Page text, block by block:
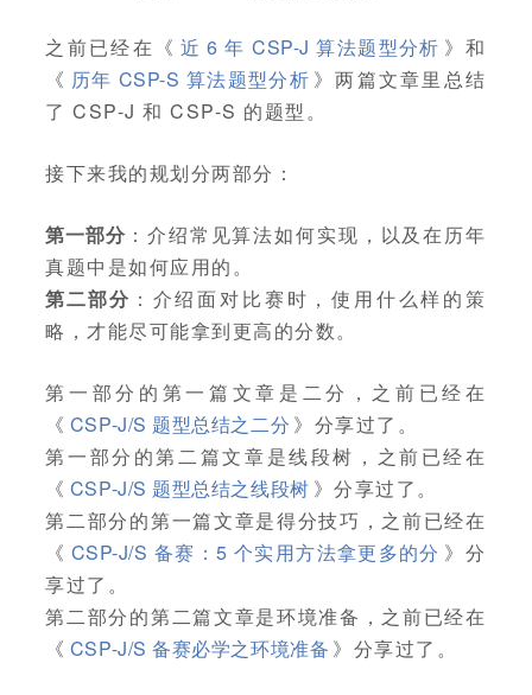
之前已经在《 近 6 年 CSP-J 算法题型分析 》和
《 历年 CSP-S 算法题型分析 》两篇文章里总结
了 CSP-J 和 CSP-S 的题型。
接下来我的规划分两部分：
第一部分 ：介绍常见算法如何实现，以及在历年
真题中是如何应用的。
第二部分 ：介绍面对比赛时，使用什么样的策
略，才能尽可能拿到更高的分数。
第一部分的第一篇文章是二分，之前已经在
《 CSP-J/S 题型总结之二分 》分享过了。
第一部分的第二篇文章是线段树，之前已经在
《 CSP-J/S 题型总结之线段树 》分享过了。
第二部分的第一篇文章是得分技巧，之前已经在
《 CSP-J/S 备赛：5 个实用方法拿更多的分 》分
享过了。
第二部分的第二篇文章是环境准备，之前已经在
《 CSP-J/S 备赛必学之环境准备 》分享过了。